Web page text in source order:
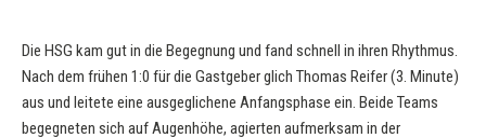
Die HSG kam gut in die Begegnung und fand schnell in ihren Rhythmus.
Nach dem frühen 1:0 für die Gastgeber glich Thomas Reifer (3. Minute)
aus und leitete eine ausgeglichene Anfangsphase ein. Beide Teams
begegneten sich auf Augenhöhe, agierten aufmerksam in der